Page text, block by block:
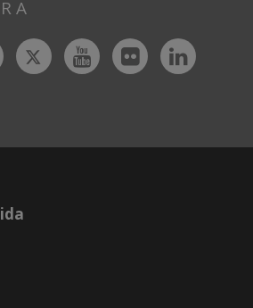
A
TwitterYoutubeFlickr